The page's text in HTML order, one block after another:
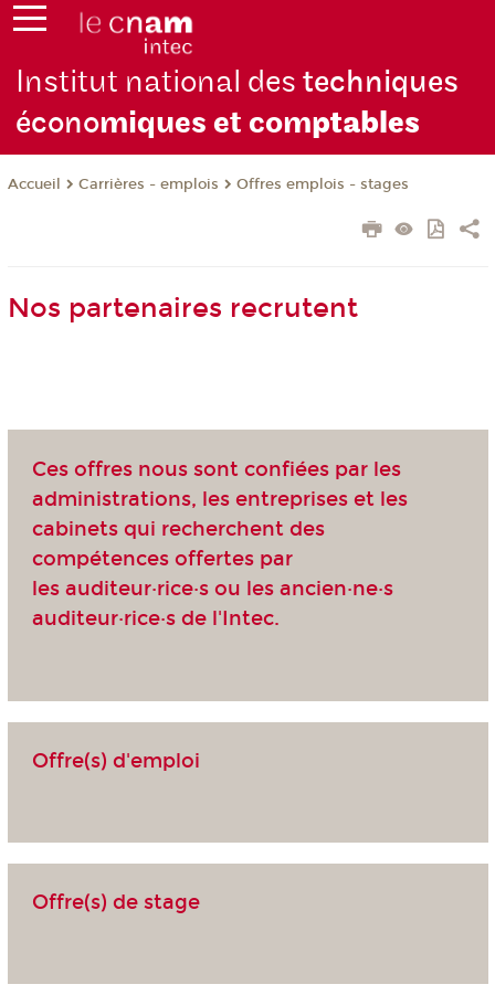
Institut national destechniques
économiques et comptables
Accueil Carrières - emplois Offres emplois - stages
Nos partenaires recrutent
Ces offres nous sont confiées par les
administrations, les entreprises et les
cabinets qui recherchent des
compétences offertes par
les auditeur·rice·s ou les ancien·ne·s
auditeur·rice·s de l'Intec.
Offre(s) d'emploi
Offre(s) de stage